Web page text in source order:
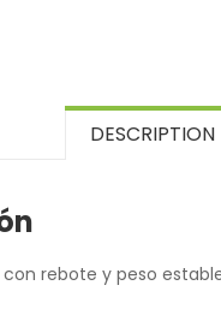
DESCRIPTION
rebote y peso estable,